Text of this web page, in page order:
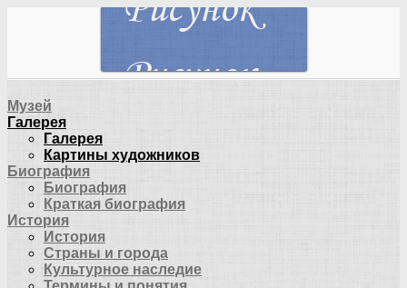
Музей
Галерея
Галерея
Картины художников
Биография
Биография
Краткая биография
История
История
Страны и города
Культурное наследие